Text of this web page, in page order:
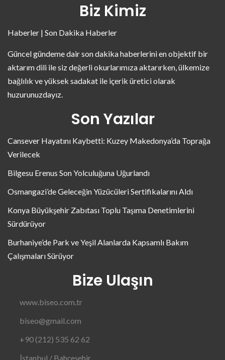
Biz Kimiz
Haberler | Son Dakika Haberler
Güncel gündeme dair son dakika haberlerini en objektif bir
aktarım dili ile siz değerli okurlarımıza aktarırken, ülkemize
bağlılık ve yüksek sadakat ile içerik üretici olarak
huzurunuzdayız.
Son Yazılar
Cansever Hayatını Kaybetti: Kuzey Makedonya’da Toprağa
Verilecek
Bilgesu Erenus Son Yolculuğuna Uğurlandı
Osmangazi’de Geleceğin Yüzücüleri Sertifikalarını Aldı
Konya Büyükşehir Zabıtası Toplu Taşıma Denetimlerini
Sürdürüyor
Burhaniye’de Park ve Yeşil Alanlarda Kapsamlı Bakım
Çalışmaları Sürüyor
Bize Ulaşın
www.biseo.com.tr
biseo@gmail.com
+90 (212) 535 62 62
İstanbul / Bahçeşehir